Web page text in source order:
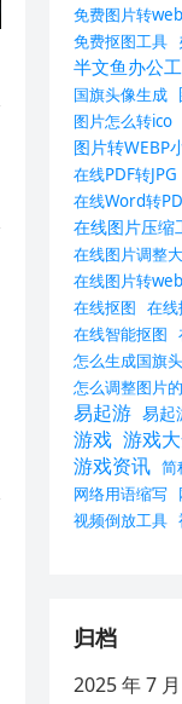
免费图片转
免费抠图工具
半文鱼办公
国旗头像生成
图片怎么转ico
图片转WEBP
在线PDF转JPG
在线Word转
在线图片压缩
在线图片调整
在线图片转
在线抠图 在
在线智能抠图
怎么生成国旗
怎么调整图片
易起游 易起
游戏 游戏
游戏资讯 简
网络用语缩写
视频倒放工具
归档
2025 年 7 月